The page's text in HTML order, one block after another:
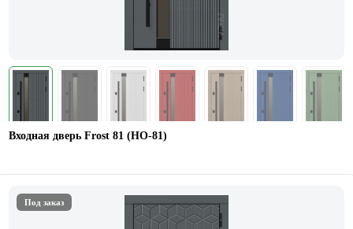
Входная дверь Frost 81 (HO-81)
Под заказ